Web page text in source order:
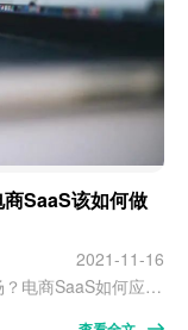
SaaS该如何做
2021-11-16
[ 亿欧导读 ]为何电商SaaS率先登陆二级市场？电商SaaS如何应对客户生命周期短的问题？如何利用数字化工具传递品牌价值？ 8月起，亿欧EqualOcean&北拓资本围绕中国营销技术（MarTech）展开月度“高能分享”系列活动。亿欧智库数据显示，截至2020年底，中国网络购物渗透率接近80%，拥有7.8亿网络购物人口，其中几乎所有用户都在使用移动设备完成线上交易，电商营销…